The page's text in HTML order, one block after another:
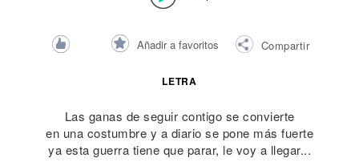
Añadir a favoritos Compartir
LETRA
Las ganas de seguir contigo se convierte
en una costumbre y a diario se pone más fuerte
ya esta guerra tiene que parar, le voy a llegar...